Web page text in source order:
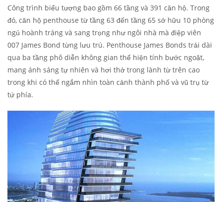
Công trình biểu tượng bao gồm 66 tầng và 391 căn hộ. Trong
đó, căn hộ penthouse từ tầng 63 đến tầng 65 sở hữu 10 phòng
ngủ hoành tráng và sang trọng như ngôi nhà mà điệp viên
007 James Bond từng lưu trú. Penthouse James Bonds trải dài
qua ba tầng phô diễn không gian thể hiện tính bước ngoặt,
mang ánh sáng tự nhiên và hơi thở trong lành từ trên cao
trong khi có thể ngắm nhìn toàn cảnh thành phố và vũ trụ từ
tứ phía.